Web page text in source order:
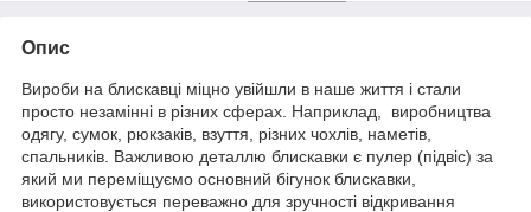
Опис
Вироби на блискавці міцно увійшли в наше життя і стали
просто незамінні в різних сферах. Наприклад, виробництва
одягу, сумок, рюкзаків, взуття, різних чохлів, наметів,
спальників. Важливою деталлю блискавки є пулер (підвіс) за
який ми переміщуємо основний бігунок блискавки,
використовується переважно для зручності відкривання